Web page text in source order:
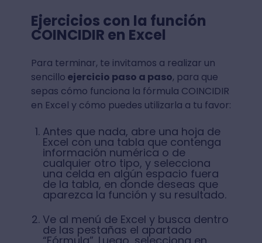
Ejercicios con la función
COINCIDIR en Excel
Para terminar, te invitamos a realizar un
sencillo ejercicio paso a paso, para que
sepas cómo funciona la fórmula COINCIDIR
en Excel y cómo puedes utilizarla a tu favor:
Antes que nada, abre una hoja de
Excel con una tabla que contenga
información numérica o de
cualquier otro tipo, y selecciona
una celda en algún espacio fuera
de la tabla, en donde deseas que
aparezca la función y su resultado.
Ve al menú de Excel y busca dentro
de las pestañas el apartado